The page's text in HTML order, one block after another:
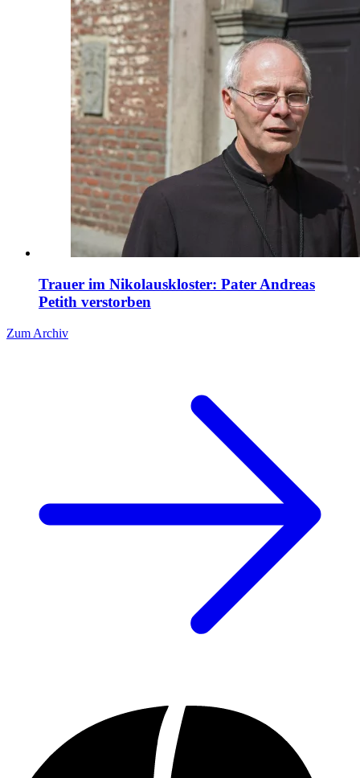
Trauer im Nikolauskloster: Pater Andreas
Petith verstorben
Zum Archiv